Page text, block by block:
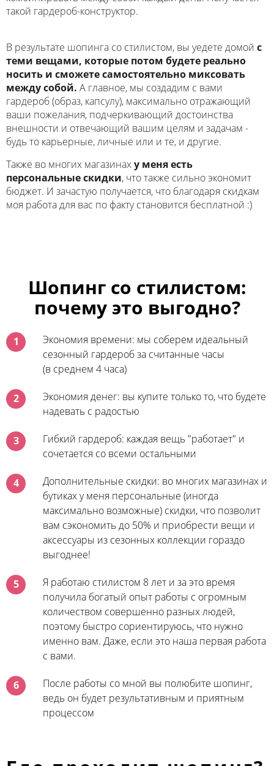
такой гардероб-конструктор.
В результате шопинга со стилистом, вы уедете домой с
теми вещами, которые потом будете реально
носить и сможете самостоятельно миксовать
между собой. А главное, мы создадим с вами
гардероб (образ, капсулу), максимально отражающий
ваши пожелания, подчеркивающий достоинства
внешности и отвечающий вашим целям и задачам -
будь то карьерные, личные или и те, и другие.
Также во многих магазинаху меня есть
персональные скидки, что также сильно экономит
бюджет. И зачастую получается, что благодаря скидкам
моя работа для вас по факту становится бесплатной :)
Шопинг со стилистом:
почему это выгодно?
1
Экономия времени: мы соберем идеальный
сезонный гардероб за считанные часы
(в среднем 4 часа)
2
Экономия денег: вы купите только то, что будете
надевать с радостью
3
Гибкий гардероб: каждая вещь "работает" и
сочетается со всеми остальными
4
Дополнительные скидки: во многих магазинах и
бутиках у меня персональные (иногда
максимально возможные) скидки, что позволит
вам сэкономить до 50% и приобрести вещи и
аксессуары из сезонных коллекции гораздо
выгоднее!
5
Я работаю стилистом 8 лет и за это время
получила богатый опыт работы с огромным
количеством совершенно разных людей,
поэтому быстро сориентируюсь, что нужно
именно вам. Даже, если это наша первая работа
с вами.
6
После работы со мной вы полюбите шопинг,
ведь он будет результативным и приятным
процессом